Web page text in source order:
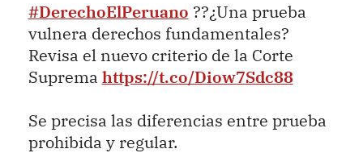
#DerechoElPeruano ??¿Una prueba
vulnera derechos fundamentales?
Revisa el nuevo criterio de la Corte
Suprema https://t.co/Diow7Sdc88
Se precisa las diferencias entre prueba
prohibida y regular.